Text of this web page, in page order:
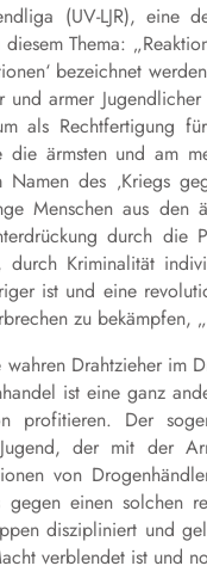
(UV-LJR), eine
diesem Thema:
bezeichnet
und armer
als Rechtfertigung
die ärmsten und am
des ‚Kriegs
Menschen aus den
durch
Kriminalität
ist und eine
zu bekämpfen,
wahren Drahtzieher
ist eine ganz
profitieren. Der
der mit der
von
einen solchen
diszipliniert und
verblendet ist und